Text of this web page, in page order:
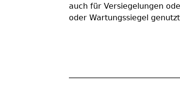
auch für Versiegelungen
oder Wartungssiegel